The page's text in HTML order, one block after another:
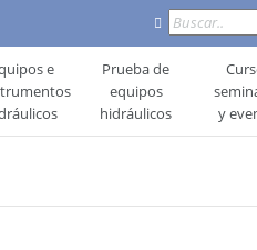
Buscar
e
Prueba de
equipos
hidráulicos
y